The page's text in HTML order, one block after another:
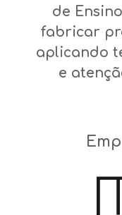
de
fabricar
aplicando
e